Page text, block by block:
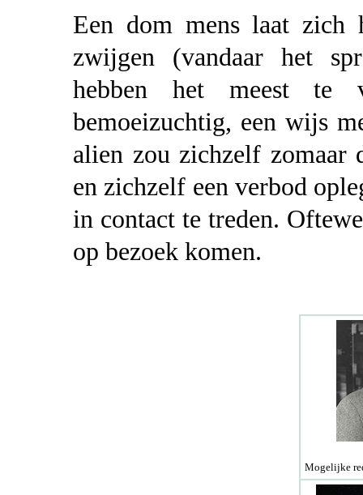
Een dom mens laat zich
zwijgen (vandaar het
hebben het meest te
bemoeizuchtig, een wijs
alien zou zichzelf zomaar
en zichzelf een verbod
in contact te treden.
op bezoek komen.
Mogelijke